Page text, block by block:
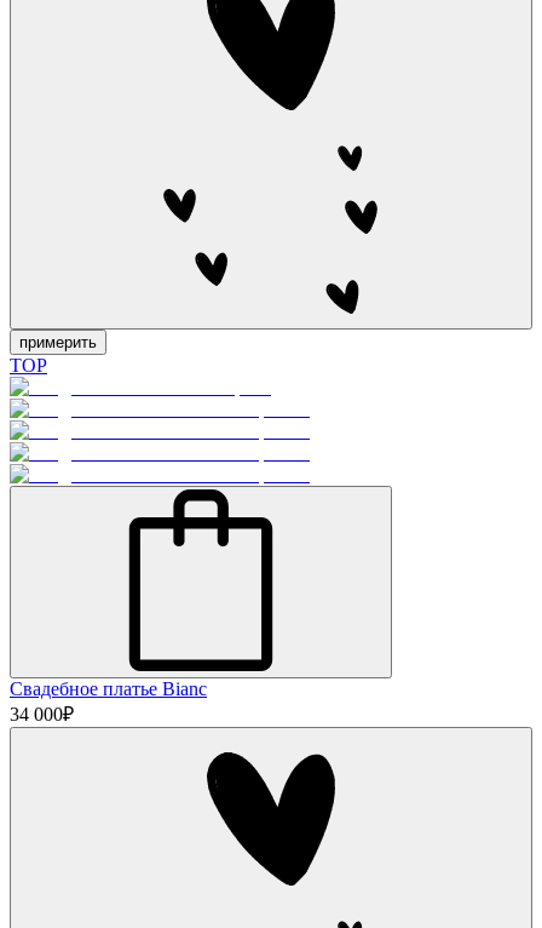
примерить
TOP
Свадебное платье Bianc
34 000₽